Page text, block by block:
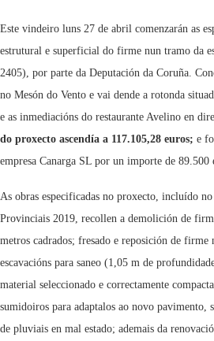
Este vindeiro luns 27 de abril comenzarán as
estrutural e superficial do firme nun tramo da
2405), por parte da Deputación da Coruña.
no Mesón do Vento e vai dende a rotonda
e as inmediacións do restaurante Avelino en
do proxecto ascendía a 117.105,28 euros; e
empresa Canarga SL por un importe de 89.500
As obras especificadas no proxecto, incluído
Provinciais 2019, recollen a demolición de
metros cadrados; fresado e reposición de firme
escavacións para saneo (1,05 m de
material seleccionado e correctamente
sumidoiros para adaptalos ao novo pavimento,
de pluviais en mal estado; ademais da